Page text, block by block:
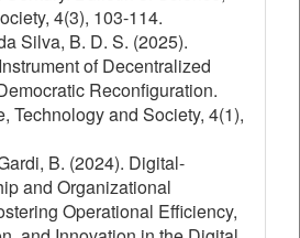
4(3), 103-114.
Silva, B. D. S. (2025).
of Decentralized
Reconfiguration.
Technology and Society, 4(1),
B. (2024). Digital-
and Organizational
Operational Efficiency,